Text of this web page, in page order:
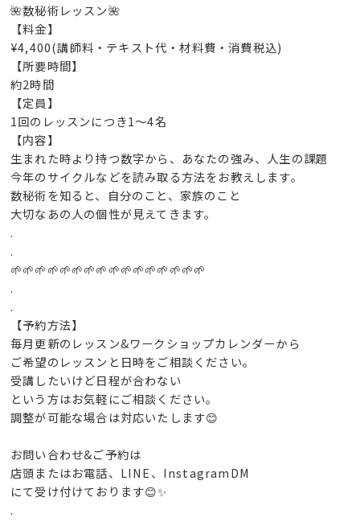
🌺数秘術レッスン🌺
【料金】
¥4,400(講師料・テキスト代・材料費・消費税込)
【所要時間】
約2時間
【定員】
1回のレッスンにつき1～4名
【内容】
生まれた時より持つ数字から、あなたの強み、人生の課題
今年のサイクルなどを読み取る方法をお教えします。
数秘術を知ると、自分のこと、家族のこと
大切なあの人の個性が見えてきます。
.
.
🌱🌱🌱🌱🌱🌱🌱🌱🌱🌱🌱🌱🌱🌱🌱🌱
.
.
【予約方法】
毎月更新のレッスン&ワークショップカレンダーから
ご希望のレッスンと日時をご相談ください。
受講したいけど日程が合わない
という方はお気軽にご相談ください。
調整が可能な場合は対応いたします😊
お問い合わせ&ご予約は
店頭またはお電話、LINE、InstagramDM
にて受け付けております😊✨
.